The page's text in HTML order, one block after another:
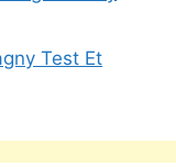
Test Et